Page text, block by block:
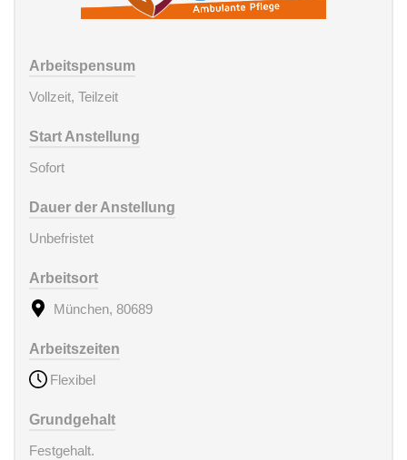
Arbeitspensum
Vollzeit, Teilzeit
Start Anstellung
Sofort
Dauer der Anstellung
Unbefristet
Arbeitsort
München, 80689
Arbeitszeiten
Flexibel
Grundgehalt
Festgehalt.